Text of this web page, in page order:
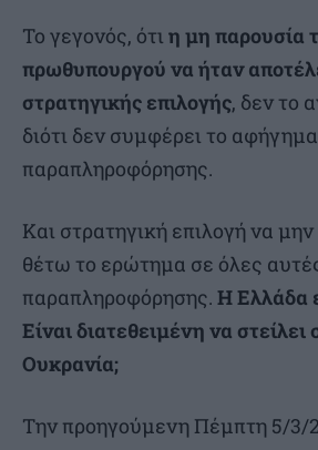
Το γεγονός, ότι η μη παρουσία
πρωθυπουργού να ήταν
στρατηγικής επιλογής, δεν το
διότι δεν συμφέρει το
παραπληροφόρησης.
Και στρατηγική επιλογή να
θέτω το ερώτημα σε όλες
παραπληροφόρησης. Η Ελλάδα
Είναι διατεθειμένη να
Ουκρανία;
Την προηγούμενη Πέμπτη 5/3/